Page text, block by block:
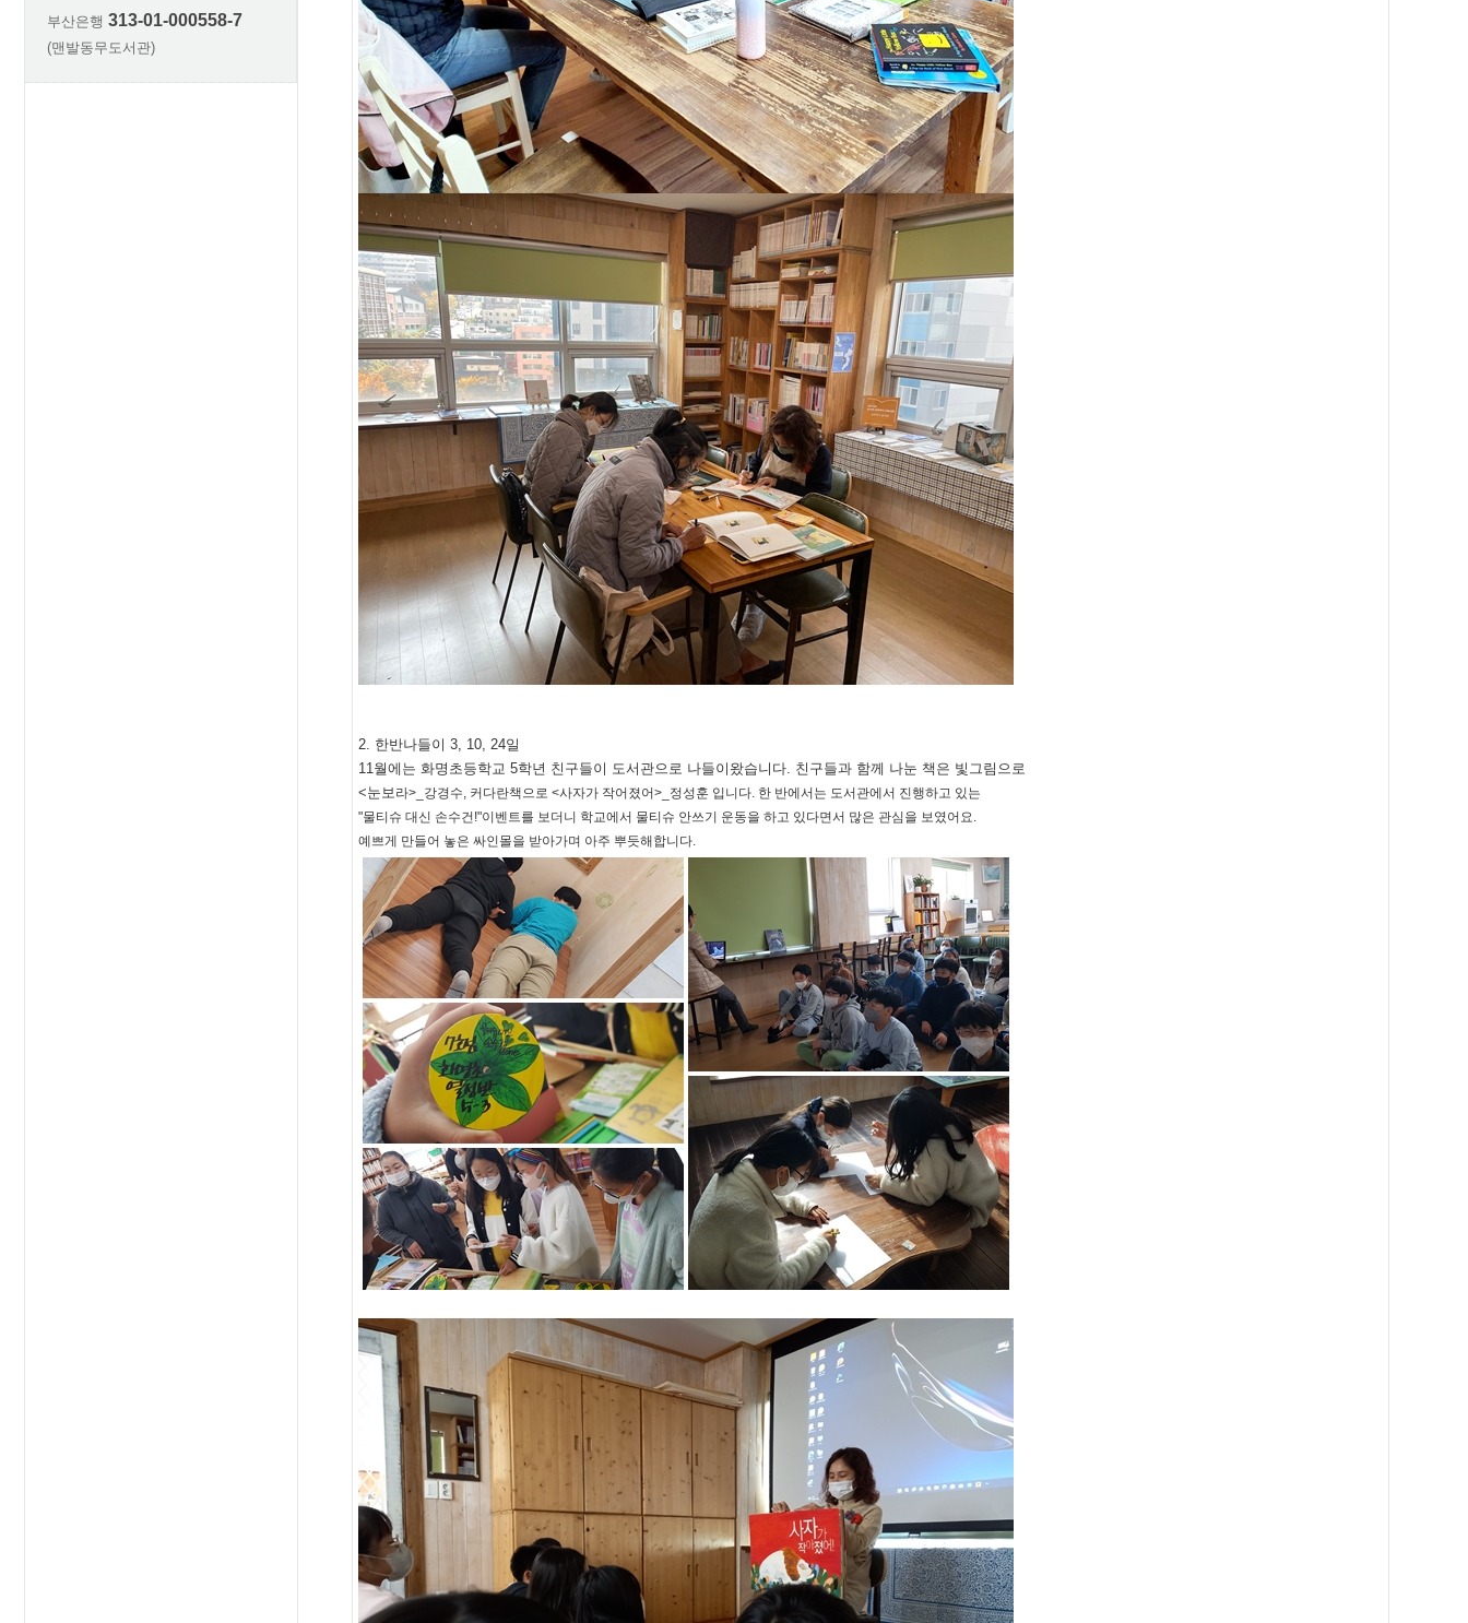
부산은행 313-01-000558-7
(맨발동무도서관)
2. 한반나들이 3, 10, 24일
11월에는 화명초등학교 5학년 친구들이 도서관으로 나들이왔습니다. 친구들과 함께 나눈 책은 빛그림으로
<눈보라>_강경수, 커다란책으로 <사자가 작어졌어>_정성훈 입니다. 한 반에서는 도서관에서 진행하고 있는
"물티슈 대신 손수건!"이벤트를 보더니 학교에서 물티슈 안쓰기 운동을 하고 있다면서 많은 관심을 보였어요.
예쁘게 만들어 놓은 싸인몰을 받아가며 아주 뿌듯해합니다.